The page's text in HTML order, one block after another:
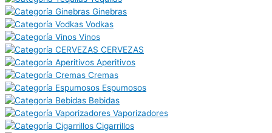
Ginebras
Vodkas
Vinos
CERVEZAS
Aperitivos
Cremas
Espumosos
Bebidas
Vaporizadores
Cigarrillos